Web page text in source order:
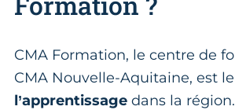
CMA Formation, le centre de
CMA Nouvelle-Aquitaine, est le
l’apprentissage dans la région.